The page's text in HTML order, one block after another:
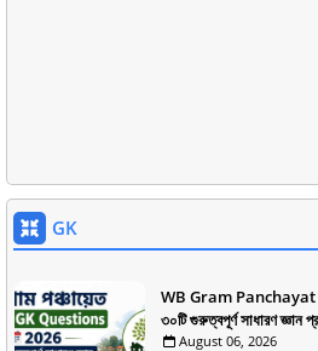
GK
WB Gram Panchayat
৩০টি গুরুত্বপূর্ণ সাধারণ
August 06, 2026